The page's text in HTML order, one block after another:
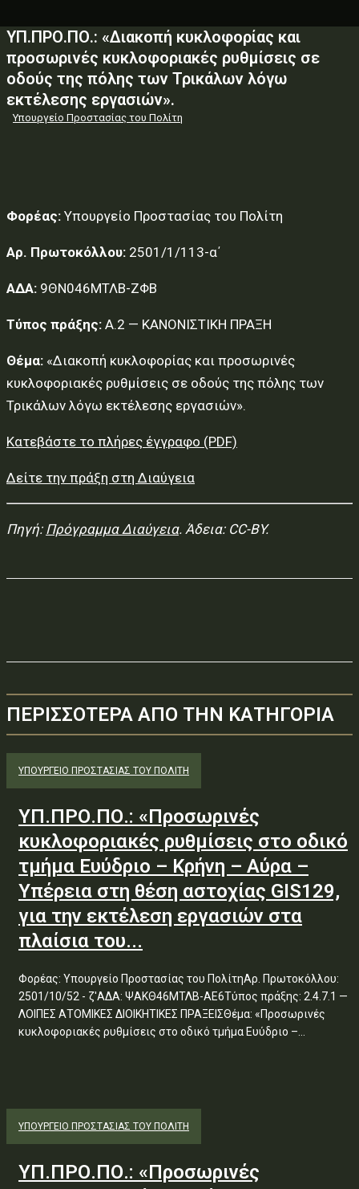
ΥΠ.ΠΡΟ.ΠΟ.: «Διακοπή κυκλοφορίας και
προσωρινές κυκλοφοριακές ρυθμίσεις σε
οδούς της πόλης των Τρικάλων λόγω
εκτέλεσης εργασιών».
Υπουργείο Προστασίας του Πολίτη
Φορέας: Υπουργείο Προστασίας του Πολίτη
Αρ. Πρωτοκόλλου: 2501/1/113-α΄
ΑΔΑ: 9ΘΝ046ΜΤΛΒ-ΖΦΒ
Τύπος πράξης: Α.2 — ΚΑΝΟΝΙΣΤΙΚΗ ΠΡΑΞΗ
Θέμα: «Διακοπή κυκλοφορίας και προσωρινές
κυκλοφοριακές ρυθμίσεις σε οδούς της πόλης των
Τρικάλων λόγω εκτέλεσης εργασιών».
Κατεβάστε το πλήρες έγγραφο (PDF)
Δείτε την πράξη στη Διαύγεια
Πηγή: Πρόγραμμα Διαύγεια. Άδεια: CC-BY.
ΠΕΡΙΣΣΟΤΕΡΑ ΑΠΟ ΤΗΝ ΚΑΤΗΓΟΡΙΑ
ΥΠΟΥΡΓΕΊΟ ΠΡΟΣΤΑΣΊΑΣ ΤΟΥ ΠΟΛΊΤΗ
ΥΠ.ΠΡΟ.ΠΟ.: «Προσωρινές
κυκλοφοριακές ρυθμίσεις στο οδικό
τμήμα Ευύδριο – Κρήνη – Αύρα –
Υπέρεια στη θέση αστοχίας GIS129,
για την εκτέλεση εργασιών στα
πλαίσια του...
Φορέας: Υπουργείο Προστασίας του ΠολίτηΑρ. Πρωτοκόλλου:
2501/10/52 - ζ'ΑΔΑ: ΨΑΚΘ46ΜΤΛΒ-ΑΕ6Τύπος πράξης: 2.4.7.1 —
ΛΟΙΠΕΣ ΑΤΟΜΙΚΕΣ ΔΙΟΙΚΗΤΙΚΕΣ ΠΡΑΞΕΙΣΘέμα: «Προσωρινές
κυκλοφοριακές ρυθμίσεις στο οδικό τμήμα Ευύδριο –...
ΥΠΟΥΡΓΕΊΟ ΠΡΟΣΤΑΣΊΑΣ ΤΟΥ ΠΟΛΊΤΗ
ΥΠ.ΠΡΟ.ΠΟ.: «Προσωρινές